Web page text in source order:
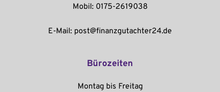
Mobil: 0175-2619038
E-Mail: post@finanzgutachter24.de
Bürozeiten
Montag bis Freitag